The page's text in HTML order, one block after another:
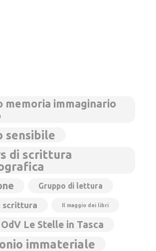
memoria immaginario
sensibile
di scrittura
Gruppo di lettura
scrittura Il maggio dei libri
OdV Le Stelle in Tasca
immateriale